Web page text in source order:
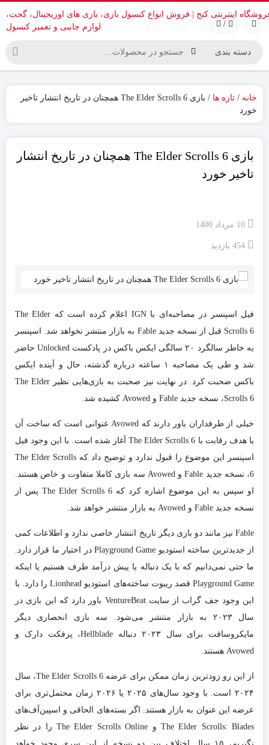
/
خانه / تازه ها
/ بازی The Elder Scrolls 6 همچنان در تاریخ انتشار تاخیر
خورد
بازی The Elder Scrolls 6 همچنان در تاریخ انتشار
تاخیر خورد
10 مرداد 1400
فیل اسپنسر در مصاحبه‌‌ای با IGN اعلام کرده است که The Elder
Scrolls 6 قبل از نسخه جدید Fable به بازار منتشر نخواهد شد. اسپنسر
به خاطر سالگرد ۲۰ سالگی ایکس باکس در پادکست Unlocked حاضر
شد و طی یک مصاحبه ۱ ساعته درباره گذشته، حال و آینده ایکس
باکس صحبت کرد. در نهایت نیز صحبت به بازی‌هایی نظیر The Elder
Scrolls 6، نسخه جدید Fable و Avowed کشیده شد.
خیلی از طرفداران باور دارند که Avowed عنوانی است که ساخت آن
با هدف رقابت با The Elder Scrolls 6 آغاز شده است. با این وجود فیل
اسپنسر این موضوع را قبول ندارد و توضیح داد که The Elder Scrolls
6، نسخه جدید Fable و Avowed سه بازی کاملا متفاوت و خاص هستند.
او سپس به این موضوع اشاره کرد که The Elder Scrolls 6 پس از
نسخه جدید Fable و Avowed به بازار منتشر خواهد شد.
Fable نیز مانند دو بازی دیگر تاریخ انتشار خاصی ندارد و اطلاعات کمی
از جدیدترین ساخته استودیو Playground Game در اختیار ما قرار دارد.
ما حتی نمی‌دانیم که با یک دنباله یا پیش درآمد طرف هستیم یا اینکه
Playground Game قصد ریبوت ساخته‌های استودیو Lionhead را دارد. با
این وجود جف گراب از سایت VentureBeat باور دارد که این بازی در
سال ۲۰۲۳ به بازار منتشر می‌شود. سه بازی انحصاری دیگر
مایکروسافت برای سال ۲۰۲۳ دنباله Hellblade، پرفکت دارک و
Avowed هستند.
از این رو زودترین زمان ممکن برای عرضه The Elder Scrolls 6، سال
۲۰۲۴ است. با وجود سال‌های ۲۰۲۵ یا ۲۰۲۶ زمان محتمل‌تری برای
عرضه این عنوان به بازار هستند. اگر بسته‌های الحاقی و اسپین‌آف‌های
The Elder Scrolls: Blades و The Elder Scrolls Online را در نظر
نگیریم، ۱۵ سال اختلاف بین دو نسخه از این سری وجود خواهد